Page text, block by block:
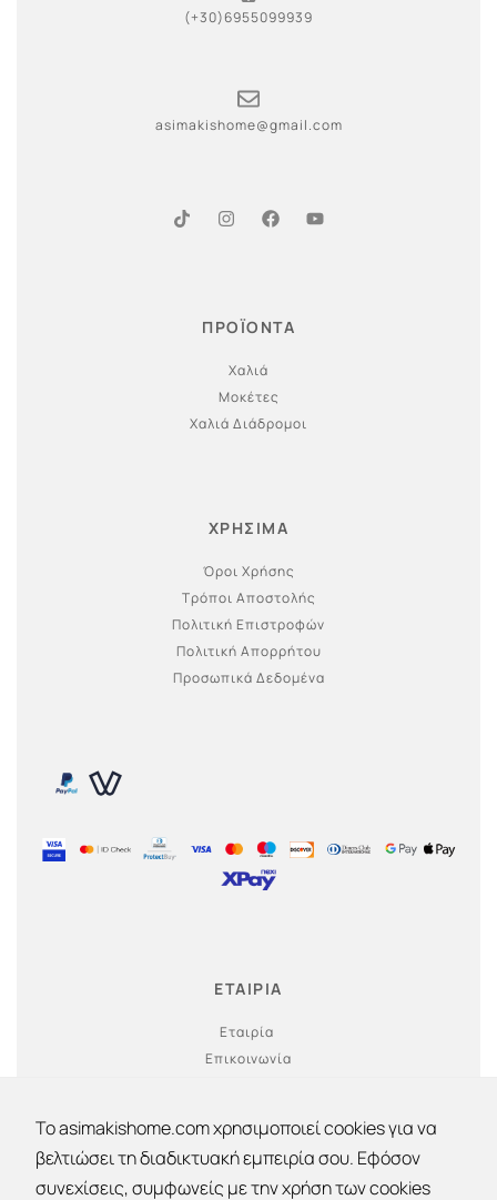
(+30)6955099939
asimakishome@gmail.com
ΠΡΟΪΟΝΤΑ
Χαλιά
Μοκέτες
Χαλιά Διάδρομοι
ΧΡΗΣΙΜΑ
Όροι Χρήσης
Τρόποι Αποστολής
Πολιτική Επιστροφών
Πολιτική Απορρήτου
Προσωπικά Δεδομένα
ΕΤΑΙΡΙΑ
Εταιρία
Επικοινωνία
To asimakishome.com χρησιμοποιεί cookies για να
βελτιώσει τη διαδικτυακή εμπειρία σου. Εφόσον
συνεχίσεις, συμφωνείς με την χρήση των cookies